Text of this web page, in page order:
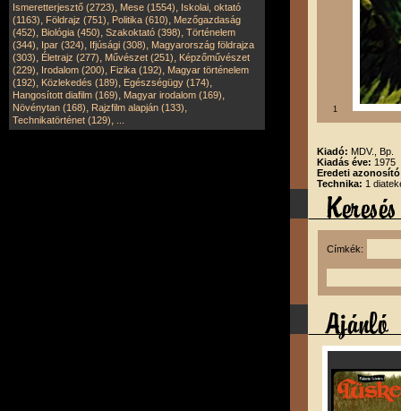
Ismeretterjesztő (2723), Mese (1554), Iskolai, oktató
(1163), Földrajz (751), Politika (610), Mezőgazdaság
(452), Biológia (450), Szakoktató (398), Történelem
(344), Ipar (324), Ifjúsági (308), Magyarország földrajza
(303), Életrajz (277), Művészet (251), Képzőművészet
(229), Irodalom (200), Fizika (192), Magyar történelem
(192), Közlekedés (189), Egészségügy (174),
Hangosított diafilm (169), Magyar irodalom (169),
Növénytan (168), Rajzfilm alapján (133),
Technikatörténet (129),
1
Kiadó: MDV., Bp.
Kiadás éve: 1975
Eredeti
Technika: 1
Címkék: